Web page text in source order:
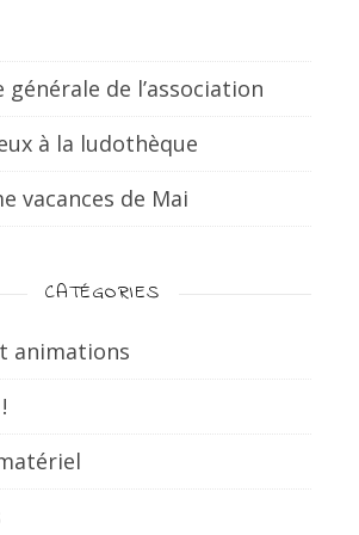
générale de l’association
à la ludothèque
vacances de Mai
CATÉGORIES
animations